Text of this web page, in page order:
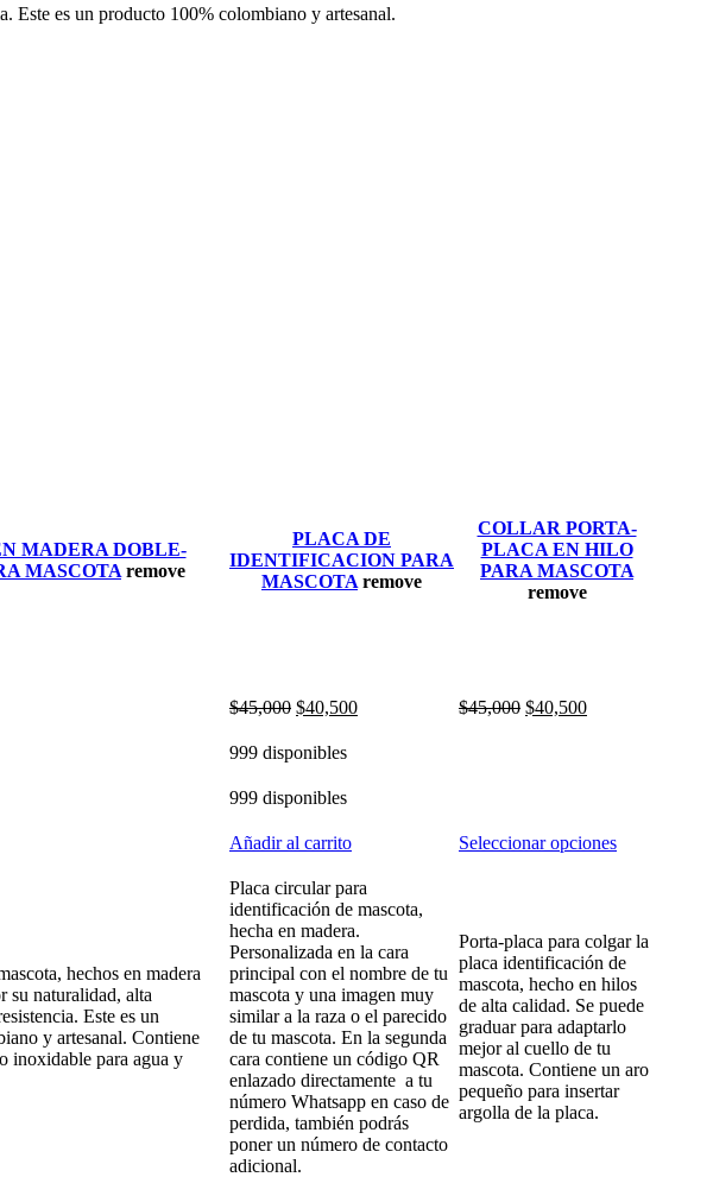
Este es un producto 100% colombiano y artesanal.
MADERA DOBLE-
MASCOTA remove
PLACA DE
IDENTIFICACION PARA
MASCOTA remove
COLLAR PORTA-
PLACA EN HILO
PARA MASCOTA
remove
$45,000 $40,500 $45,000 $40,500
999 disponibles
999 disponibles
Añadir al carrito Seleccionar opciones
hechos en madera
su naturalidad, alta
Este es un
y artesanal. Contiene
inoxidable para agua y
Placa circular para
identificación de mascota,
hecha en madera.
Personalizada en la cara
principal con el nombre de tu
mascota y una imagen muy
similar a la raza o el parecido
de tu mascota. En la segunda
cara contiene un código QR
enlazado directamente a tu
número Whatsapp en caso de
perdida, también podrás
poner un número de contacto
adicional.
Porta-placa para colgar la
placa identificación de
mascota, hecho en hilos
de alta calidad. Se puede
graduar para adaptarlo
mejor al cuello de tu
mascota. Contiene un aro
pequeño para insertar
argolla de la placa.